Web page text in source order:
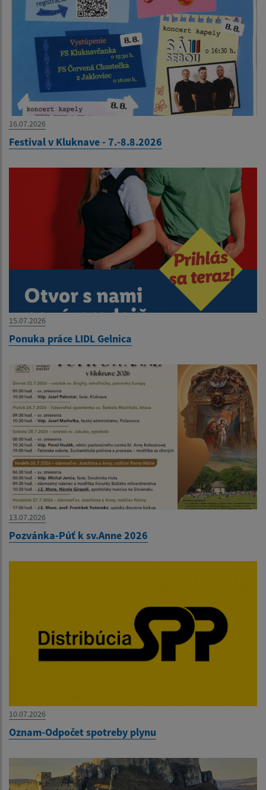
16.07.2026
Festival v Kluknave - 7.-8.8.2026
15.07.2026
Ponuka práce LIDL Gelnica
13.07.2026
Pozvánka-Púť k sv.Anne 2026
10.07.2026
Oznam-Odpočet spotreby plynu